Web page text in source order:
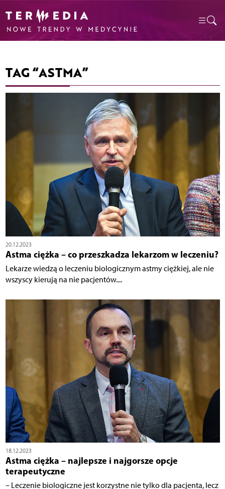
TAG “ASTMA”
20.12.2023
Astma ciężka – co przeszkadza lekarzom w leczeniu?
Lekarze wiedzą o leczeniu biologicznym astmy ciężkiej, ale nie
wszyscy kierują na nie pacjentów....
18.12.2023
Astma ciężka – najlepsze i najgorsze opcje
terapeutyczne
– Leczenie biologiczne jest korzystne nie tylko dla pacjenta, lecz